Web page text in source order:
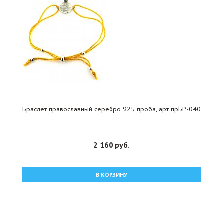
Браслет православный серебро 925 проба, арт прБР-040
2 160 руб.
В КОРЗИНУ